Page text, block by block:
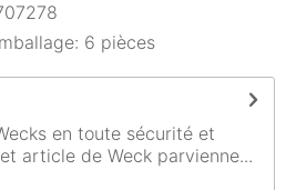
6 pièces
en toute sécurité et
article de Weck parvienne...